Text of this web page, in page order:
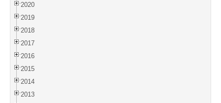
2020
2019
2018
2017
2016
2015
2014
2013